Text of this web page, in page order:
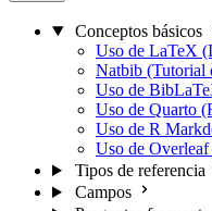
Conceptos básicos
Uso de LaTeX
Natbib (Tutorial
Uso de
Uso de Quarto
Uso de R
Uso de
Tipos de referencia
Campos